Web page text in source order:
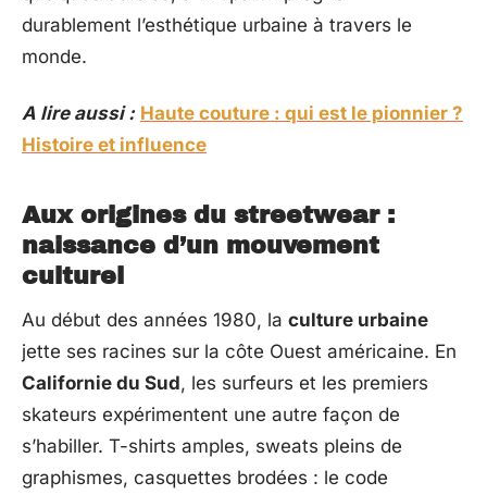
durablement l’esthétique urbaine à travers le
monde.
A lire aussi : Haute couture : qui est le pionnier ?
Histoire et influence
Aux origines du streetwear :
naissance d’un mouvement
culturel
Au début des années 1980, la culture urbaine
jette ses racines sur la côte Ouest américaine. En
Californie du Sud, les surfeurs et les premiers
skateurs expérimentent une autre façon de
s’habiller. T-shirts amples, sweats pleins de
graphismes, casquettes brodées : le code